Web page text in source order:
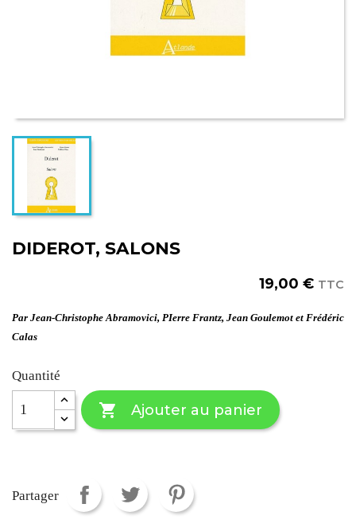
DIDEROT, SALONS
19,00 € TTC
Par Jean-Christophe Abramovici, PIerre Frantz, Jean Goulemot et Frédéric
Calas
Quantité
 Ajouter au panier
Partager